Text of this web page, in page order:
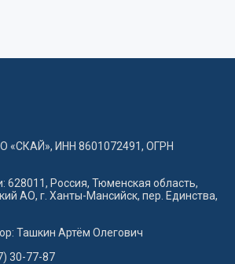
«СКАЙ», ИНН 8601072491, ОГРН
628011, Россия, Тюменская область,
АО, г. Ханты-Мансийск, пер. Единства,
Ташкин Артём Олегович
30-77-87